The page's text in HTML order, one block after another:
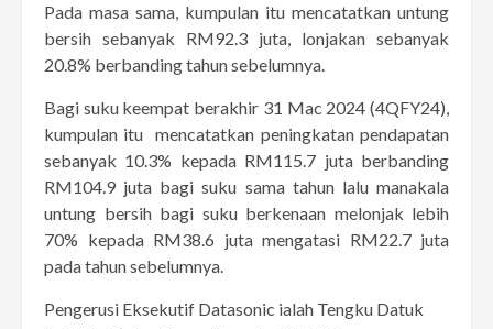
Pada masa sama, kumpulan itu mencatatkan untung
bersih sebanyak RM92.3 juta, lonjakan sebanyak
20.8% berbanding tahun sebelumnya.
Bagi suku keempat berakhir 31 Mac 2024 (4QFY24),
kumpulan itu mencatatkan peningkatan pendapatan
sebanyak 10.3% kepada RM115.7 juta berbanding
RM104.9 juta bagi suku sama tahun lalu manakala
untung bersih bagi suku berkenaan melonjak lebih
70% kepada RM38.6 juta mengatasi RM22.7 juta
pada tahun sebelumnya.
Pengerusi Eksekutif Datasonic ialah Tengku Datuk